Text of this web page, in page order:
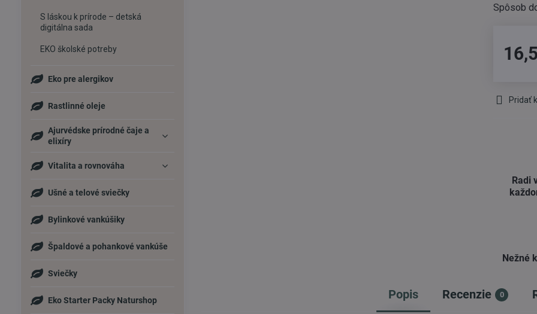
Pridať
Radi
Nežné
Popis Recenzie 0
S láskou k prírode – detská
digitálna sada
EKO školské potreby
Eko pre alergikov
Rastlinné oleje
Ajurvédske prírodné čaje a
elixíry
Vitalita a rovnováha
Ušné a telové sviečky
Bylinkové vankúšiky
Špaldové a pohankové vankúše
Sviečky
Eko Starter Packy Naturshop